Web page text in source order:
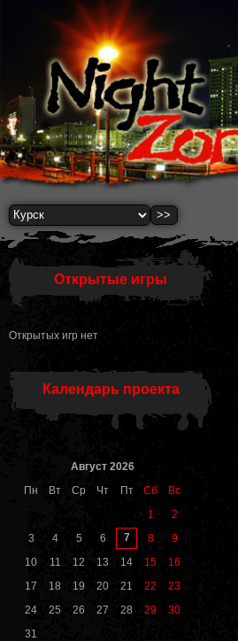
Открытые игры
Открытых игр нет
Календарь проекта
Август 2026
Пн
Вт Ср Чт Пт Сб
Вс
1
2
3
4 5 6 7 8
9
10
11 12 13 14 15
16
17
18 19 20 21 22
23
24
25 26 27 28 29
30
31